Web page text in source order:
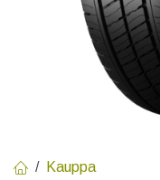
Kauppa